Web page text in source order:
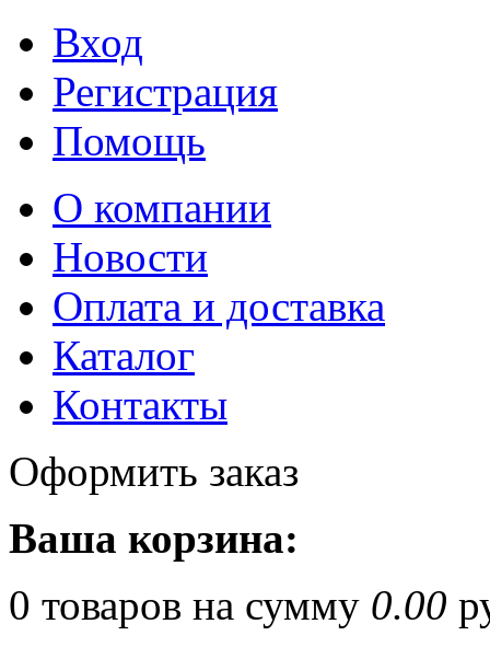
Вход
Регистрация
Помощь
О компании
Новости
Оплата и доставка
Каталог
Контакты
Оформить заказ
Ваша корзина:
0 товаров на сумму 0.00